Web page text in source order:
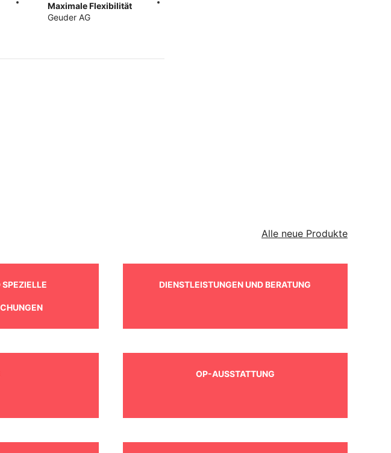
Maximale Flexibilität
Geuder AG
Alle neue Produkte
SPEZIELLE DIENSTLEISTUNGEN UND BERATUNG
OP-AUSSTATTUNG